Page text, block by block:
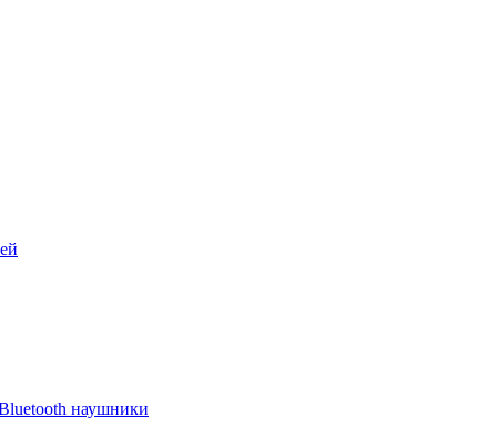
наушники